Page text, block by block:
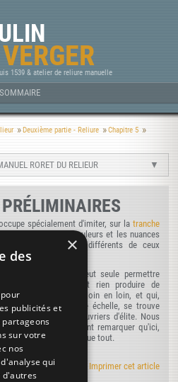
VERGER
1539 & atelier de reliure manuelle
SOMMAIRE
Deuxième partie - Reliure
Chapitre 5
RORET DU RELIEUR
spécialement d'imiter, sur latranche
isolées, les couleurs et les nuances
moyens tout à fait différents de ceux
peints.
longue pratique peut seule permettre
qui ne saurait rien produire de
de loin en loin, et qui,
sur une très grande échelle, se trouve
fort petit nombre d'ouvriers d'élite. Nous
mais en faisant remarquer qu'ici,
tour de main est presque tout.
manuel Roret en RSS Imprimer cet article
×
des
publicités et
sur votre
nos
qui
d'autres